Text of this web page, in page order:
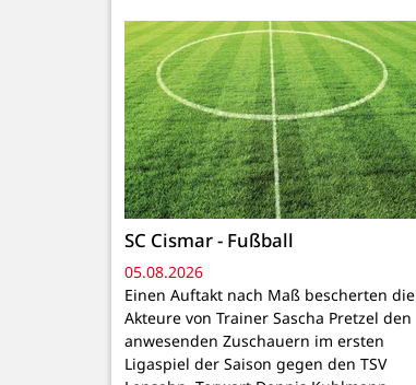
SC Cismar - Fußball
05.08.2026
Einen Auftakt nach Maß bescherten die
Akteure von Trainer Sascha Pretzel den
anwesenden Zuschauern im ersten
Ligaspiel der Saison gegen den TSV